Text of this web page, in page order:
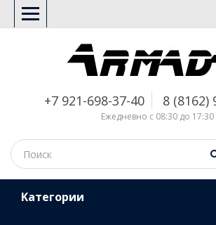
+7 921-698-37-40 8 (8162)
Ежедневно с 08:30 до 17:30
Kатегории